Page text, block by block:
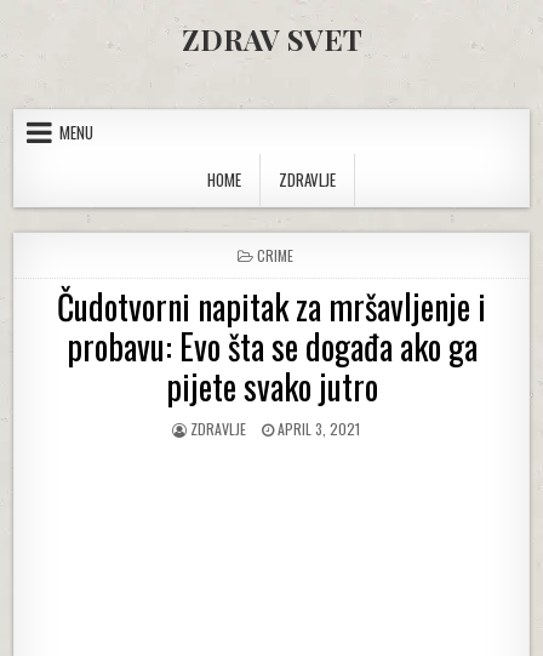
ZDRAV SVET
MENU
HOME
ZDRAVLJE
POSTED IN
CRIME
Čudotvorni napitak za mršavljenje i
probavu: Evo šta se događa ako ga
pijete svako jutro
AUTHOR:
ZDRAVLJE PUBLISHED DATE:
APRIL 3, 2021